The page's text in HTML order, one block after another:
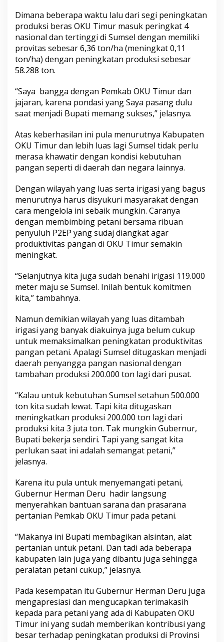
K
U
T
i
m
u
Dimana beberapa waktu lalu dari segi peningkatan
produksi beras OKU Timur masuk peringkat 4
nasional dan tertinggi di Sumsel dengan memiliki
provitas sebesar 6,36 ton/ha (meningkat 0,11
ton/ha) dengan peningkatan produksi sebesar
58.288 ton.
“Saya bangga dengan Pemkab OKU Timur dan
jajaran, karena pondasi yang Saya pasang dulu
saat menjadi Bupati memang sukses,” jelasnya.
Atas keberhasilan ini pula menurutnya Kabupaten
OKU Timur dan lebih luas lagi Sumsel tidak perlu
merasa khawatir dengan kondisi kebutuhan
pangan seperti di daerah dan negara lainnya.
Dengan wilayah yang luas serta irigasi yang bagus
menurutnya harus disyukuri masyarakat dengan
cara mengelola ini sebaik mungkin. Caranya
dengan membimbing petani bersama ribuan
penyuluh P2EP yang sudaj diangkat agar
produktivitas pangan di OKU Timur semakin
meningkat.
“Selanjutnya kita juga sudah benahi irigasi 119.000
meter maju se Sumsel. Inilah bentuk komitmen
kita,” tambahnya.
Namun demikian wilayah yang luas ditambah
irigasi yang banyak diakuinya juga belum cukup
untuk memaksimalkan peningkatan produktivitas
pangan petani. Apalagi Sumsel ditugaskan menjadi
daerah penyangga pangan nasional dengan
tambahan produksi 200.000 ton lagi dari pusat.
“Kalau untuk kebutuhan Sumsel setahun 500.000
ton kita sudah lewat. Tapi kita ditugaskan
meningkatkan produksi 200.000 ton lagi dari
produksi kita 3 juta ton. Tak mungkin Gubernur,
Bupati bekerja sendiri. Tapi yang sangat kita
perlukan saat ini adalah semangat petani,”
jelasnya.
Karena itu pula untuk menyemangati petani,
Gubernur Herman Deru hadir langsung
menyerahkan bantuan sarana dan prasarana
pertanian Pemkab OKU Timur pada petani.
“Makanya ini Bupati membagikan alsintan, alat
pertanian untuk petani. Dan tadi ada beberapa
kabupaten lain juga yang dibantu juga sehingga
peralatan petani cukup,” jelasnya.
Pada kesempatan itu Gubernur Herman Deru juga
mengapresiasi dan mengucapkan terimakasih
kepada para petani yang ada di Kabupaten OKU
Timur ini yang sudah memberikan kontribusi yang
besar terhadap peningkatan produksi di Provinsi